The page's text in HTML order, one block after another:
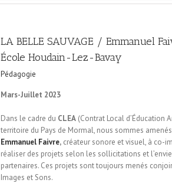
LA BELLE SAUVAGE / Emmanuel
École Houdain-Lez-Bavay
Pédagogie
Mars-Juillet 2023
Dans le cadre du CLEA (Contrat Local d’Éducation
territoire du Pays de Mormal, nous sommes
Emmanuel Faivre, créateur sonore et visuel, à co-
réaliser des projets selon les sollicitations et
partenaires. Ces projets sont toujours menés
Images et Sons.